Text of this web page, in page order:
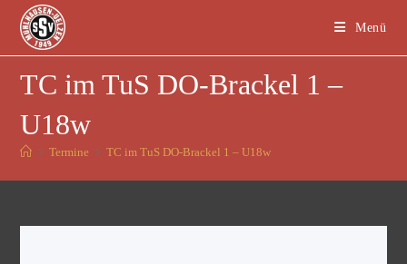
Menü
TC im TuS DO-Brackel 1 –
U18w
> Termine > TC im TuS DO-Brackel 1 – U18w